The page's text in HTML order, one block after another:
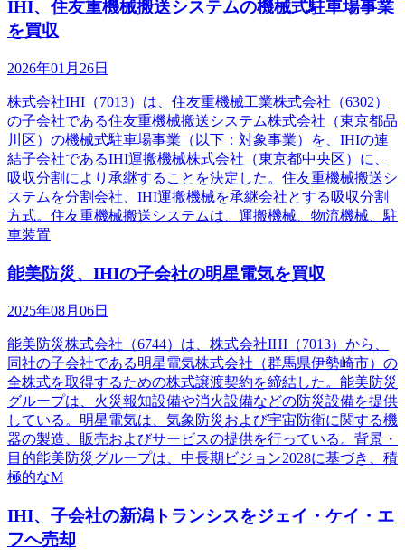
IHI、住友重機械搬送システムの機械式駐車場事業
を買収
2026年01月26日
株式会社IHI（7013）は、住友重機械工業株式会社（6302）
の子会社である住友重機械搬送システム株式会社（東京都品
川区）の機械式駐車場事業（以下：対象事業）を、IHIの連
結子会社であるIHI運搬機械株式会社（東京都中央区）に、
吸収分割により承継することを決定した。住友重機械搬送シ
ステムを分割会社、IHI運搬機械を承継会社とする吸収分割
方式。住友重機械搬送システムは、運搬機械、物流機械、駐
車装置
能美防災、IHIの子会社の明星電気を買収
2025年08月06日
能美防災株式会社（6744）は、株式会社IHI（7013）から、
同社の子会社である明星電気株式会社（群馬県伊勢崎市）の
全株式を取得するための株式譲渡契約を締結した。能美防災
グループは、火災報知設備や消火設備などの防災設備を提供
している。明星電気は、気象防災および宇宙防衛に関する機
器の製造、販売およびサービスの提供を行っている。背景・
目的能美防災グループは、中長期ビジョン2028に基づき、積
極的なM
IHI、子会社の新潟トランシスをジェイ・ケイ・エ
フへ売却